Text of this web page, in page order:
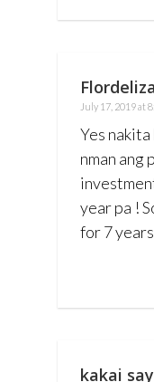
July 17, 2019 at
Yes nakita
nman ang
year pa !
for 7
kakai